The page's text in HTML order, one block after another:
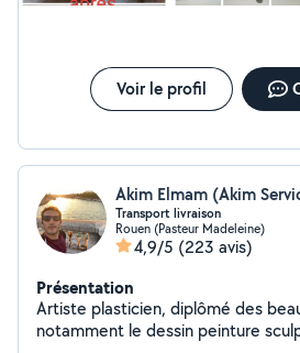
Voir le profil
Akim Elmam (Akim
Transport livraison
Rouen (Pasteur Madeleine)
4,9/5 (223 avis)
Présentation
Artiste plasticien, diplômé des
notamment le dessin peinture